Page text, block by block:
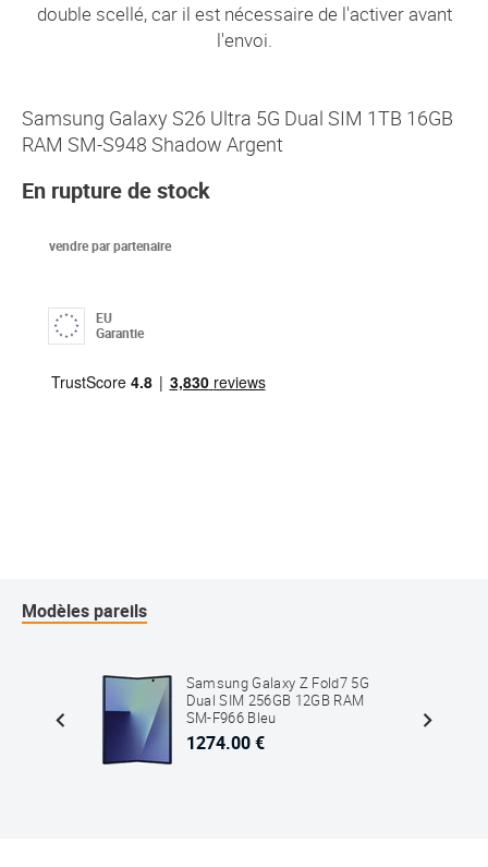
double scellé, car il est nécessaire de l'activer avant
l'envoi.
Samsung Galaxy S26 Ultra 5G Dual SIM 1TB 16GB
RAM SM-S948 Shadow Argent
En rupture de stock
vendre par partenaire
EU
Garantie
Modèles pareils
Samsung Galaxy Z Fold7 5G
Dual SIM 256GB 12GB RAM
SM-F966 Bleu
1274.00 €